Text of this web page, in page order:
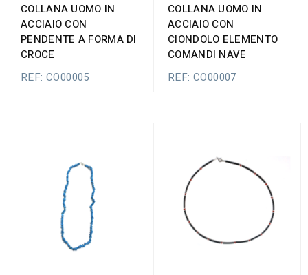
COLLANA UOMO IN
ACCIAIO CON
PENDENTE A FORMA DI
CROCE
REF: CO00005
COLLANA UOMO IN
ACCIAIO CON
CIONDOLO ELEMENTO
COMANDI NAVE
REF: CO00007